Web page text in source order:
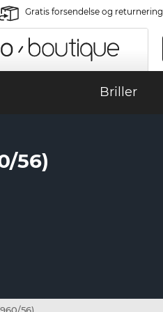
Gratis forsendelse og returnering
Briller
56)